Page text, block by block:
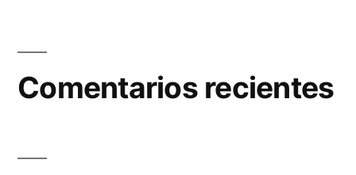
Comentarios recientes